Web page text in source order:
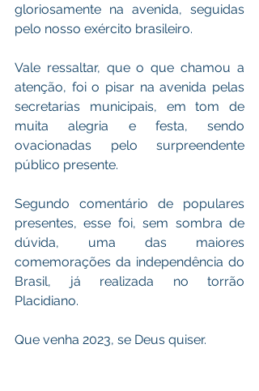
gloriosamente na avenida, seguidas
pelo nosso exército brasileiro.
Vale ressaltar, que o que chamou a
atenção, foi o pisar na avenida pelas
secretarias municipais, em tom de
muita alegria e festa, sendo
ovacionadas pelo surpreendente
público presente.
Segundo comentário de populares
presentes, esse foi, sem sombra de
dúvida, uma das maiores
comemorações da independência do
Brasil, já realizada no torrão
Placidiano.
Que venha 2023, se Deus quiser.